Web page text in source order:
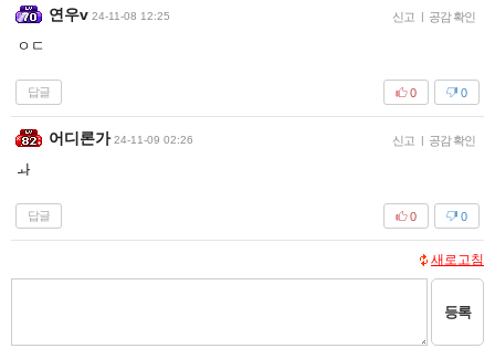
연우v 24-11-08 12:25 신고 | 공감 확인
ㅇㄷ
답글 0
0
어디론가 24-11-09 02:26 신고 | 공감 확인
ㅘ
답글 0
0
새로고침
등록